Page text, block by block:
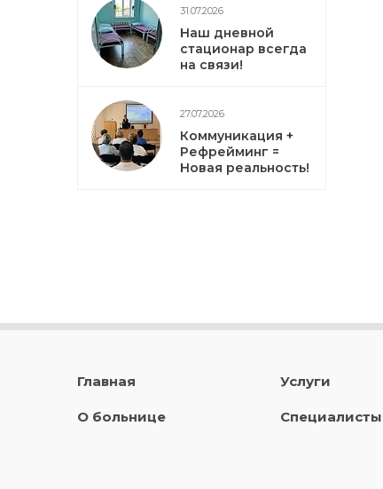
31.07.2026
Наш дневной
стационар всегда
на связи!
27.07.2026
Коммуникация +
Рефрейминг =
Новая реальность!
Главная
О больнице
Услуги
Специалисты